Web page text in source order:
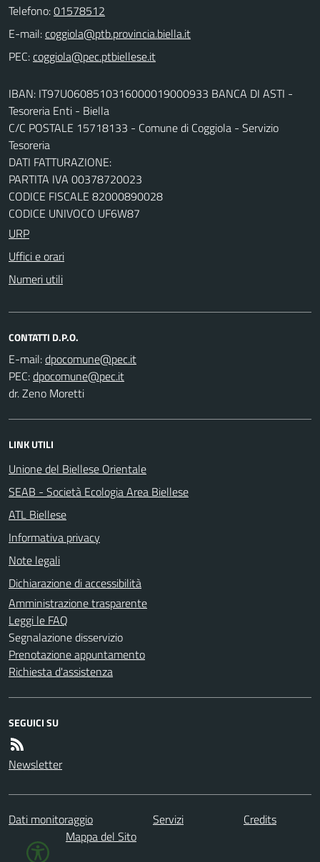
Telefono:01578512
E-mail:
PEC:
IBAN: IT97U0608510316000019000933 BANCA DI ASTI -
Tesoreria Enti - Biella
C/C POSTALE 15718133 - Comune di Coggiola - Servizio
Tesoreria
DATI FATTURAZIONE:
PARTITA IVA 00378720023
CODICE FISCALE 82000890028
CODICE UNIVOCO UF6W87
URP
Uffici e orari
Numeri utili
CONTATTI D.P.O.
E-mail:
PEC:
dr. Zeno Moretti
LINK UTILI
Unione del Biellese Orientale
SEAB - Società Ecologia Area Biellese
ATL Biellese
Informativa privacy
Note legali
Dichiarazione di accessibilità
Amministrazione trasparente
Leggi le FAQ
Segnalazione disservizio
Prenotazione appuntamento
Richiesta d'assistenza
SEGUICI SU
Newsletter
Dati monitoraggio Servizi
Credits
Mappa del Sito